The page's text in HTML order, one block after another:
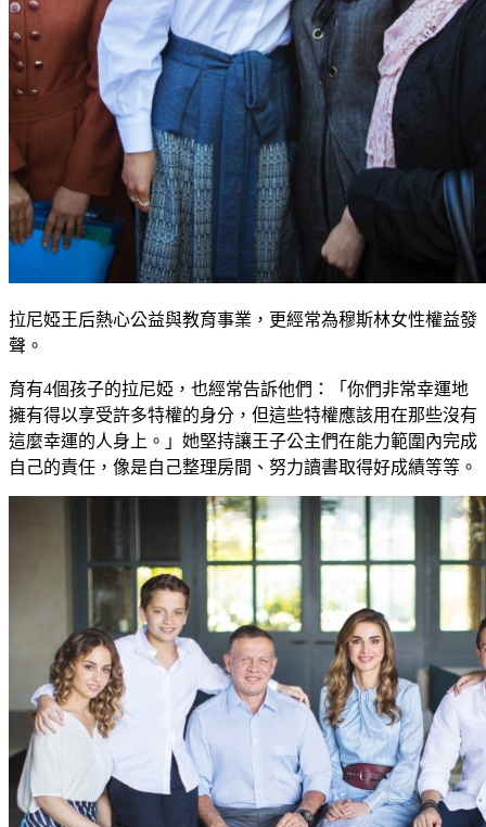
拉尼婭王后熱心公益與教育事業，更經常為穆斯林女性權益發
聲。
育有4個孩子的拉尼婭，也經常告訴他們：「你們非常幸運地
擁有得以享受許多特權的身分，但這些特權應該用在那些沒有
這麼幸運的人身上。」她堅持讓王子公主們在能力範圍內完成
自己的責任，像是自己整理房間、努力讀書取得好成績等等。